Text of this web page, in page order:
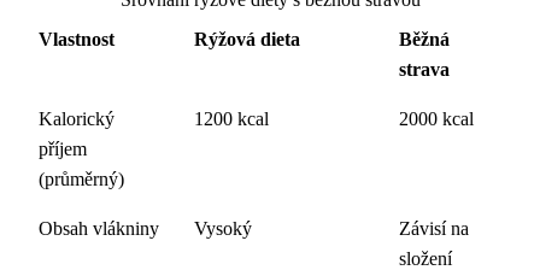
Vlastnost
Rýžová dieta
Běžná
strava
Kalorický
příjem
(průměrný)
1200 kcal 2000 kcal
Obsah vlákniny Vysoký
Závisí na
složení